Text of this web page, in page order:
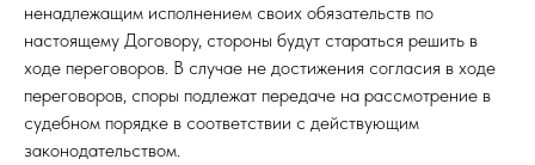
ненадлежащим исполнением своих обязательств по
настоящему Договору, стороны будут стараться решить в
ходе переговоров. В случае не достижения согласия в ходе
переговоров, споры подлежат передаче на рассмотрение в
судебном порядке в соответствии с действующим
законодательством.